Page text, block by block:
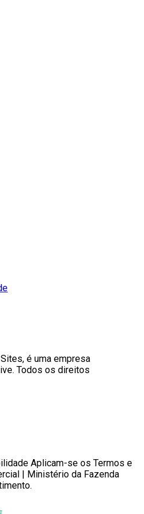
é uma empresa
Todos os direitos
Aplicam-se os Termos e
| Ministério da Fazenda